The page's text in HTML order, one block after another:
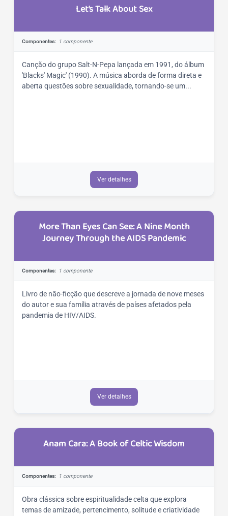
Let’s Talk About Sex
Componentes: 1 componente
Canção do grupo Salt-N-Pepa lançada em 1991, do álbum
'Blacks' Magic' (1990). A música aborda de forma direta e
aberta questões sobre sexualidade, tornando-se um...
Ver detalhes
More Than Eyes Can See: A Nine Month
Journey Through the AIDS Pandemic
Componentes: 1 componente
Livro de não-ficção que descreve a jornada de nove meses
do autor e sua família através de países afetados pela
pandemia de HIV/AIDS.
Ver detalhes
Anam Cara: A Book of Celtic Wisdom
Componentes: 1 componente
Obra clássica sobre espiritualidade celta que explora
temas de amizade, pertencimento, solitude e criatividade